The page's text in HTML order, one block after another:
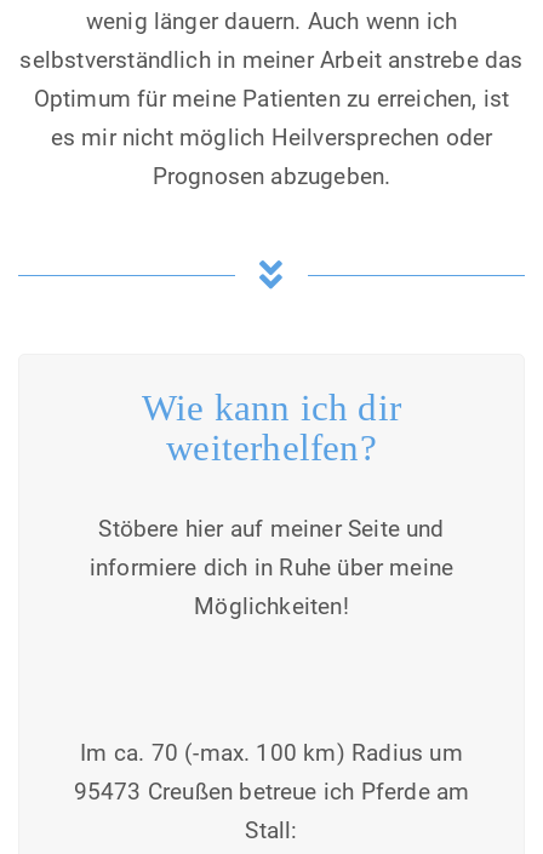
wenig länger dauern. Auch wenn ich
selbstverständlich in meiner Arbeit anstrebe das
Optimum für meine Patienten zu erreichen, ist
es mir nicht möglich Heilversprechen oder
Prognosen abzugeben.
Wie kann ich dir
weiterhelfen?
Stöbere hier auf meiner Seite und
informiere dich in Ruhe über meine
Möglichkeiten!
Im ca. 70 (-max. 100 km) Radius um
95473 Creußen betreue ich Pferde am
Stall: